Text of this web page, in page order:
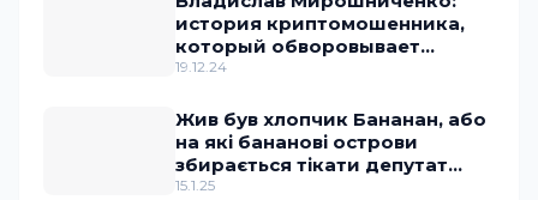
история криптомошенника,
который обворовывает
украинское государство
19.12.24
Жив був хлопчик Бананан, або
на які бананові острови
збирається тікати депутат
Ананченко
15.1.25